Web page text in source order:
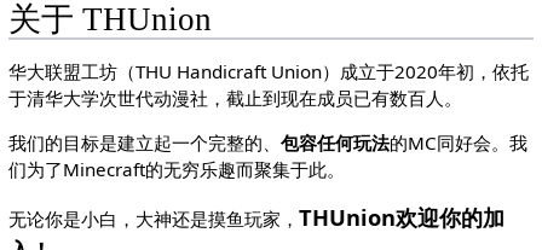
关于 THUnion
华大联盟工坊（THU Handicraft Union）成立于2020年初，依托
于清华大学次世代动漫社，截止到现在成员已有数百人。
我们的目标是建立起一个完整的、 包容任何玩法的MC同好会。我
们为了Minecraft的无穷乐趣而聚集于此。
无论你是小白，大神还是摸鱼玩家， THUnion欢迎你的加